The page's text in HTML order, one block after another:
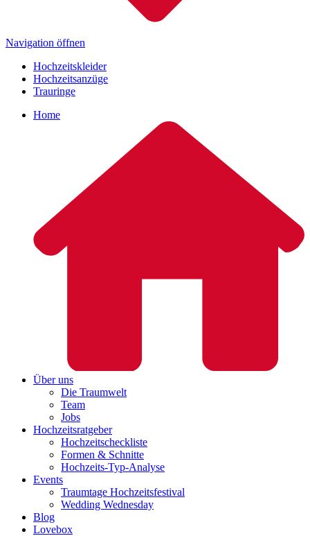
Navigation öffnen
Hochzeitskleider
Hochzeitsanzüge
Trauringe
Home
Über uns
Die Traumwelt
Team
Jobs
Hochzeitsratgeber
Hochzeitscheckliste
Formen & Schnitte
Hochzeits-Typ-Analyse
Events
Traumtage Hochzeitsfestival
Wedding Wednesday
Blog
Lovebox